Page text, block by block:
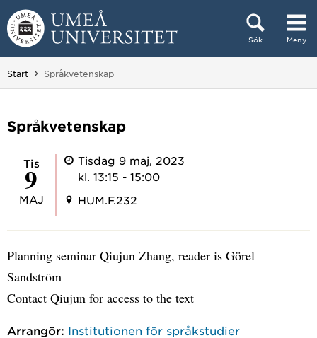
Hoppa direkt till innehållet
Sök Meny
Huvudmenyn dold.
Start Du är här:
Språkvetenskap
Språkvetenskap
tis
9
MAJ
Tisdag 9 maj, 2023
kl. 13:15 - 15:00
HUM.F.232
Planning seminar Qiujun Zhang, reader is Görel
Sandström
Contact Qiujun for access to the text
Arrangör: Institutionen för språkstudier